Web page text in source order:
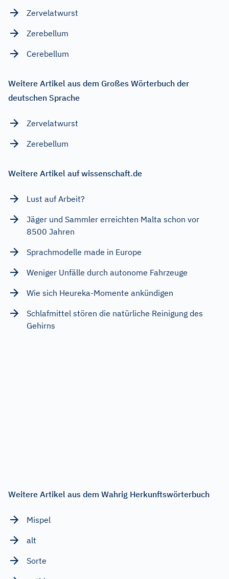
Zervelatwurst
Zerebellum
Cerebellum
Weitere Artikel aus dem Großes Wörterbuch der
deutschen Sprache
Zervelatwurst
Zerebellum
Weitere Artikel auf wissenschaft.de
Lust auf Arbeit?
Jäger und Sammler erreichten Malta schon vor
8500 Jahren
Sprachmodelle made in Europe
Weniger Unfälle durch autonome Fahrzeuge
Wie sich Heureka-Momente ankündigen
Schlafmittel stören die natürliche Reinigung des
Gehirns
Weitere Artikel aus dem Wahrig Herkunftswörterbuch
Mispel
alt
Sorte